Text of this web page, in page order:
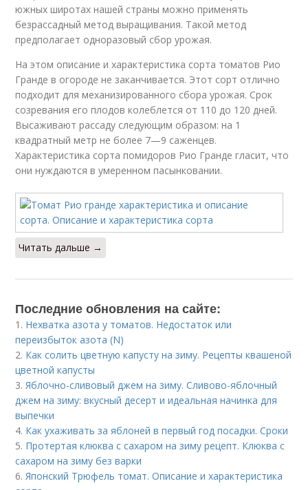
южных широтах нашей страны можно применять
безрассадный метод выращивания. Такой метод
предполагает одноразовый сбор урожая.
На этом описание и характеристика сорта томатов Рио
Гранде в огороде не заканчивается. Этот сорт отлично
подходит для механизированного сбора урожая. Срок
созревания его плодов колеблется от 110 до 120 дней.
Высаживают рассаду следующим образом: на 1
квадратный метр не более 7—9 саженцев.
Характеристика сорта помидоров Рио Гранде гласит, что
они нуждаются в умеренном пасынковании.
Читать дальше →
Последние обновления на сайте:
1. Нехватка азота у томатов. Недостаток или
переизбыток азота (N)
2. Как солить цветную капусту на зиму. Рецепты квашеной
цветной капусты
3.Яблочно-сливовый джем на зиму. Сливово-яблочный
джем на зиму: вкусный десерт и идеальная начинка для
выпечки
4. Как ухаживать за яблоней в первый год посадки. Сроки
5. Протертая клюква с сахаром на зиму рецепт. Клюква с
сахаром на зиму без варки
6.Японский Трюфель томат. Описание и характеристика